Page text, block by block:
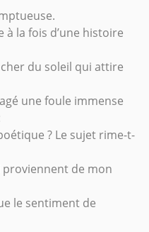
à la fois d’une histoire
du soleil qui attire
une foule immense
? Le sujet rime-t-
proviennent de mon
le sentiment de